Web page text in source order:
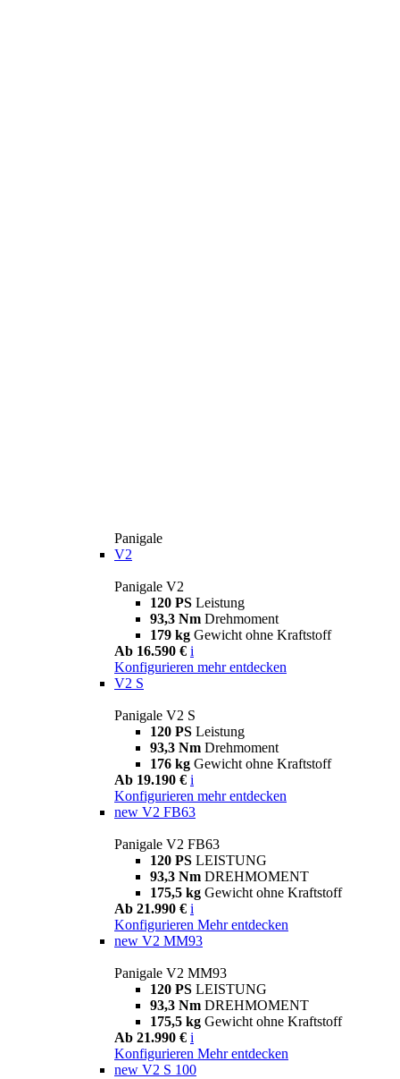
Panigale
V2
Panigale V2
120 PS Leistung
93,3 Nm Drehmoment
179 kg Gewicht ohne Kraftstoff
Ab 16.590 € i
Konfigurieren mehr entdecken
V2 S
Panigale V2 S
120 PS Leistung
93,3 Nm Drehmoment
176 kg Gewicht ohne Kraftstoff
Ab 19.190 € i
Konfigurieren mehr entdecken
new V2 FB63
Panigale V2 FB63
120 PS LEISTUNG
93,3 Nm DREHMOMENT
175,5 kg Gewicht ohne Kraftstoff
Ab 21.990 € i
Konfigurieren Mehr entdecken
new V2 MM93
Panigale V2 MM93
120 PS LEISTUNG
93,3 Nm DREHMOMENT
175,5 kg Gewicht ohne Kraftstoff
Ab 21.990 € i
Konfigurieren Mehr entdecken
new V2 S 100